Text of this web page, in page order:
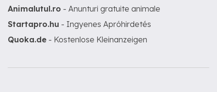
Animalutul.ro - Anunturi gratuite animale
Startapro.hu - Ingyenes Apróhirdetés
Quoka.de - Kostenlose Kleinanzeigen